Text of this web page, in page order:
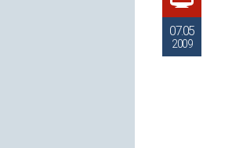
07.05
2009